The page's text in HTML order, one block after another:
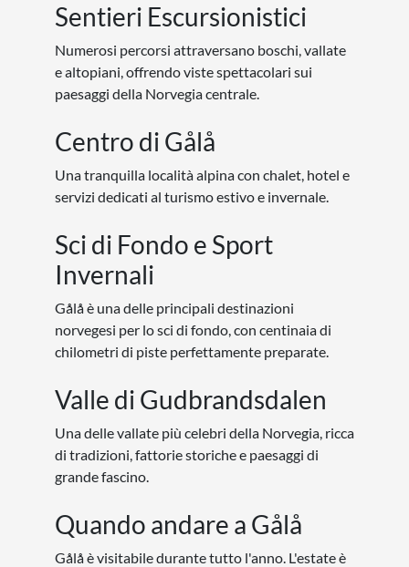
Sentieri Escursionistici
Numerosi percorsi attraversano boschi, vallate
e altopiani, offrendo viste spettacolari sui
paesaggi della Norvegia centrale.
Centro di Gålå
Una tranquilla località alpina con chalet, hotel e
servizi dedicati al turismo estivo e invernale.
Sci di Fondo e Sport
Invernali
Gålå è una delle principali destinazioni
norvegesi per lo sci di fondo, con centinaia di
chilometri di piste perfettamente preparate.
Valle di Gudbrandsdalen
Una delle vallate più celebri della Norvegia, ricca
di tradizioni, fattorie storiche e paesaggi di
grande fascino.
Quando andare a Gålå
Gålå è visitabile durante tutto l'anno. L'estate è